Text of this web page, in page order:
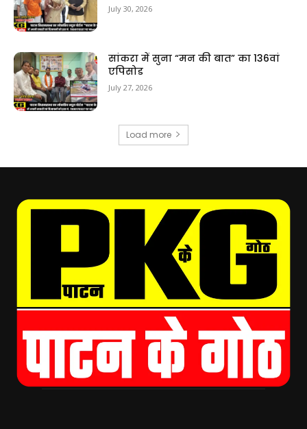
July 30, 2026
सांकरा में सुना “मन की बात” का 136वां
एपिसोड
July 27, 2026
Load more